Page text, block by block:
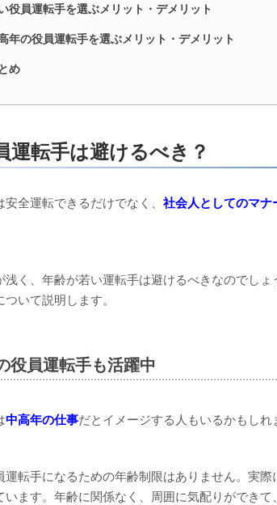
役員運転手を選ぶメリット・デメリット
年の役員運転手を選ぶメリット・デメリット
め
運転手は避けるべき？
全運転できるだけでなく、 社会人としてのマナ
浅く、年齢が若い運転手は避けるべきなのでし
いて説明します。
役員運転手も活躍中
中高年の仕事だとイメージする人もいるかもしれ
運転手になるための年齢制限はありません。実際
います。年齢に関係なく、周囲に気配りができて